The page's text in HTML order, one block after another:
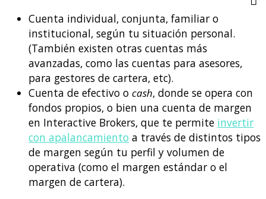
Cuenta individual, conjunta, familiar o
institucional, según tu situación personal.
(También existen otras cuentas más
avanzadas, como las cuentas para asesores,
para gestores de cartera, etc).
Cuenta de efectivo o cash, donde se opera con
fondos propios, o bien una cuenta de margen
en Interactive Brokers, que te permite invertir
con apalancamiento a través de distintos tipos
de margen según tu perfil y volumen de
operativa (como el margen estándar o el
margen de cartera).